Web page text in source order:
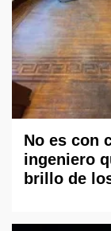
No es con
ingeniero
brillo de